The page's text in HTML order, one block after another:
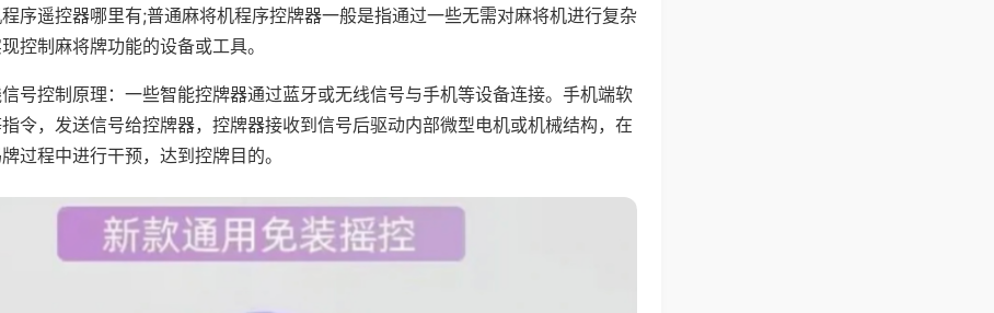
序遥控器哪里有;普通麻将机程序控牌器一般是指通过一些无需对麻将机进行复杂
控制麻将牌功能的设备或工具。
号控制原理：一些智能控牌器通过蓝牙或无线信号与手机等设备连接。手机端软
令，发送信号给控牌器，控牌器接收到信号后驱动内部微型电机或机械结构，在
过程中进行干预，达到控牌目的。